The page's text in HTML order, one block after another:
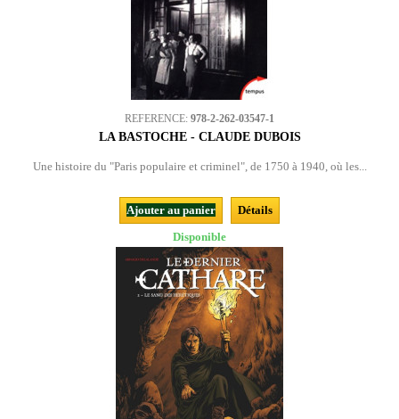
REFERENCE: 978-2-262-03547-1
LA BASTOCHE - CLAUDE DUBOIS
Une histoire du "Paris populaire et criminel", de 1750 à 1940, où les...
Ajouter au panier
Détails
Disponible